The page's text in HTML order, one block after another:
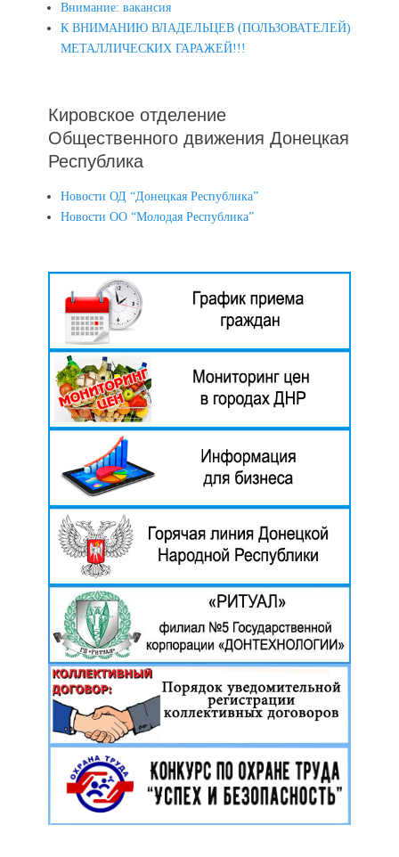
Внимание: вакансия
К ВНИМАНИЮ ВЛАДЕЛЬЦЕВ (ПОЛЬЗОВАТЕЛЕЙ)
МЕТАЛЛИЧЕСКИХ ГАРАЖЕЙ!!!
Кировское отделение
Общественного движения Донецкая
Республика
Новости ОД “Донецкая Республика”
Новости ОО “Молодая Республика”